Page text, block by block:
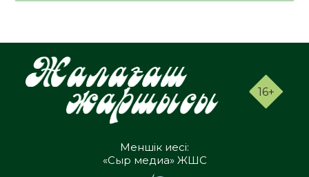
16+
Меншік иесі:
«Сыр медиа» ЖШС